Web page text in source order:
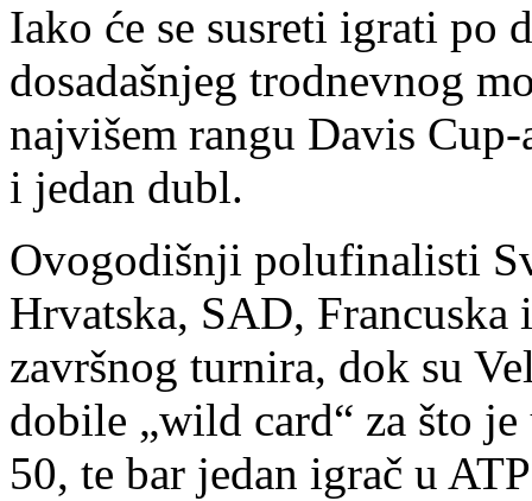
Iako će se susreti igrati po
dosadašnjeg trodnevnog
najvišem rangu Davis
i jedan dubl.
Ovogodišnji polufinalisti
Hrvatska, SAD,
završnog turnira, dok su
dobile „wild card“ za što
50, te bar jedan igrač u